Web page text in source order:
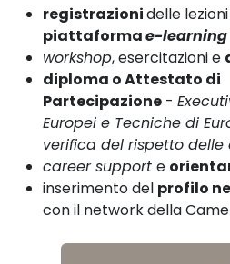
registrazionidelle
piattaformae-learning
workshop, esercitazioni e
diploma o Attestato di
Partecipazione -
Europei e Tecniche di
verifica del rispetto delle
career support e
inserimento del profilo
con il network della